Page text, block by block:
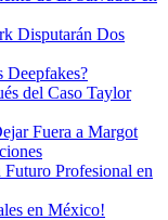
Disputarán Dos
Deepfakes?
del Caso Taylor
Fuera a Margot
Profesional en
en México!